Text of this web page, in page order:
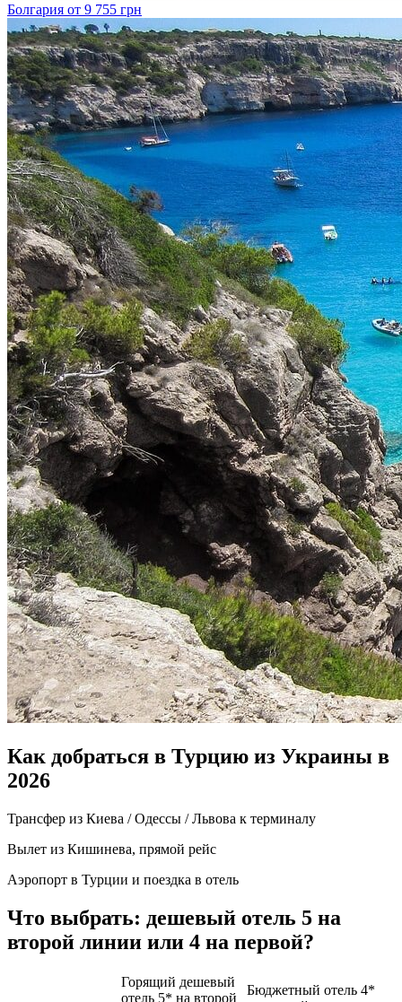
Болгария от 9 755 грн
Как добраться в Турцию из Украины в
2026
Трансфер из Киева / Одессы / Львова к терминалу
Вылет из Кишинева, прямой рейс
Аэропорт в Турции и поездка в отель
Что выбрать: дешевый отель 5 на
второй линии или 4 на первой?
Горящий дешевый
отель 5* на второй
Бюджетный отель 4*